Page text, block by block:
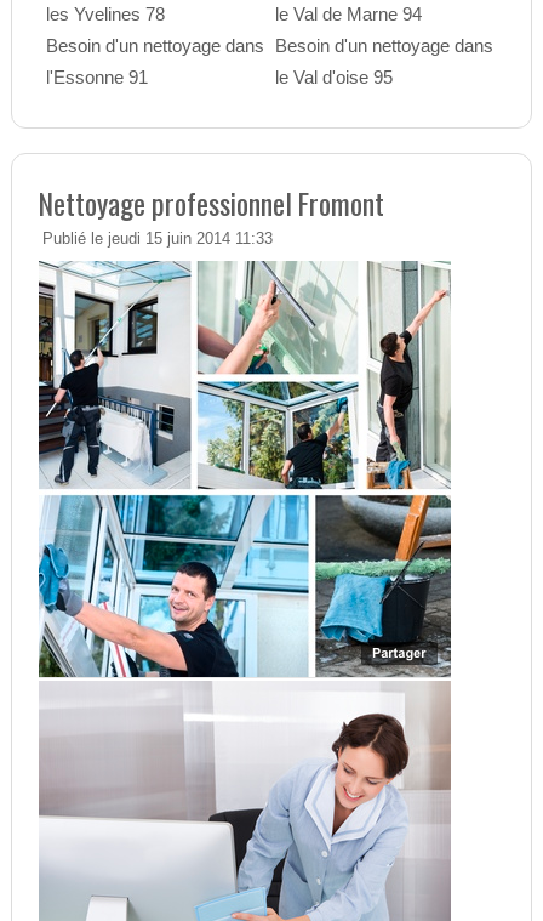
les Yvelines 78
Besoin d'un nettoyage dans
l'Essonne 91
le Val de Marne 94
Besoin d'un nettoyage dans
le Val d'oise 95
Nettoyage professionnel Fromont
Publié le jeudi 15 juin 2014 11:33